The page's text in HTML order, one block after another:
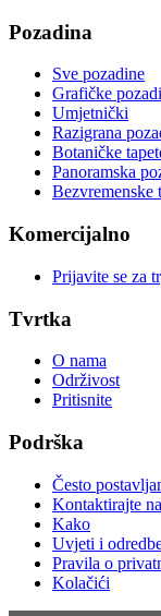
Pozadina
Sve pozadine
Grafičke
Umjetnički
Razigrana
Botaničke
Panoramska
Bezvremenske
Komercijalno
Prijavite se za
Tvrtka
O nama
Održivost
Pritisnite
Podrška
Često
Kontaktirajte
Kako
Uvjeti i
Pravila o
Kolačići